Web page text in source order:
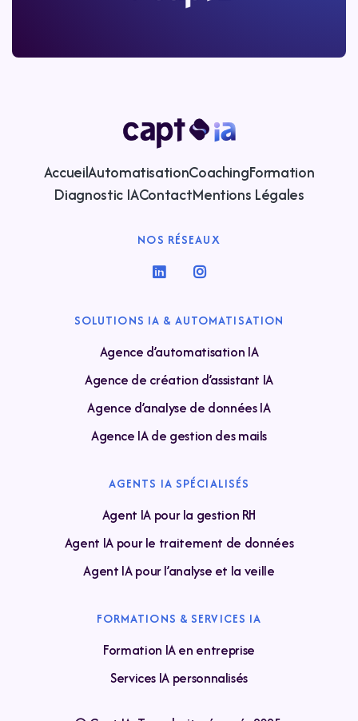
AccueilAutomatisationCoachingFormation
Diagnostic IAContactMentions Légales
NOS RÉSEAUX
 
SOLUTIONS IA & AUTOMATISATION
Agence d’automatisation IA
Agence de création d’assistant IA
Agence d’analyse de données IA
Agence IA de gestion des mails
AGENTS IA SPÉCIALISÉS
Agent IA pour la gestion RH
Agent IA pour le traitement de données
Agent IA pour l’analyse et la veille
FORMATIONS & SERVICES IA
Formation IA en entreprise
Services IA personnalisés